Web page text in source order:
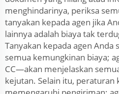
menghindarinya, periksa
tanyakan kepada agen jika
lainnya adalah biaya tak
Tanyakan kepada agen Anda
semua kemungkinan biaya;
CC—akan menjelaskan
kejutan. Selain itu, peraturan